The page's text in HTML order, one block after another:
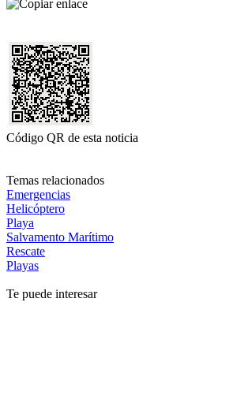
Código QR de esta noticia
Temas relacionados
Emergencias
Helicóptero
Playa
Salvamento Marítimo
Rescate
Playas
Te puede interesar